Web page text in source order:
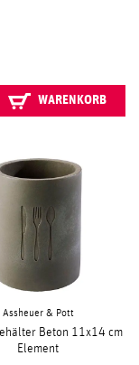
WARENKORB
Assheuer & Pott
Beton 11x14 cm
Element